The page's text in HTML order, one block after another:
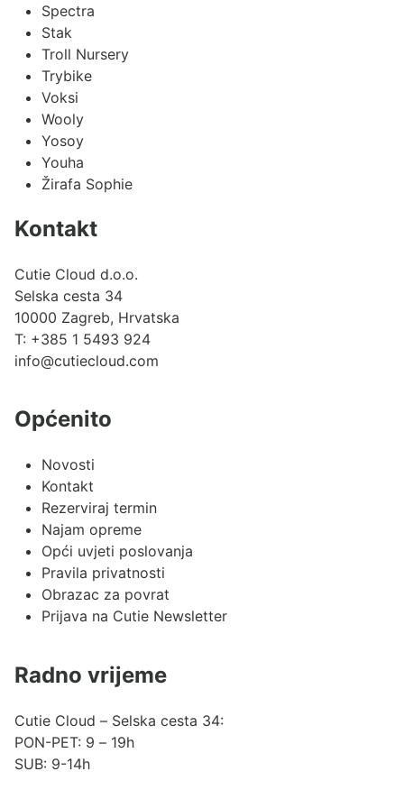
Spectra
Stak
Troll Nursery
Trybike
Voksi
Wooly
Yosoy
Youha
Žirafa Sophie
Kontakt
Cutie Cloud d.o.o.
Selska cesta 34
10000 Zagreb, Hrvatska
T: +385 1 5493 924
info@cutiecloud.com
Općenito
Novosti
Kontakt
Rezerviraj termin
Najam opreme
Opći uvjeti poslovanja
Pravila privatnosti
Obrazac za povrat
Prijava na Cutie Newsletter
Radno vrijeme
Cutie Cloud – Selska cesta 34:
PON-PET: 9 – 19h
SUB: 9-14h